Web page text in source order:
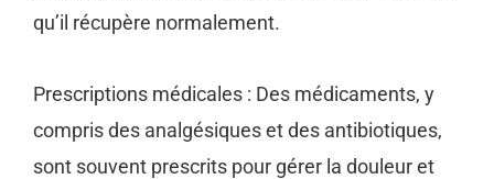
qu’il récupère normalement.
Prescriptions médicales : Des médicaments, y
compris des analgésiques et des antibiotiques,
sont souvent prescrits pour gérer la douleur et